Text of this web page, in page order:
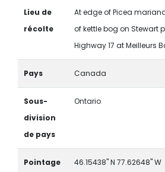
Lieu de
récolte
At edge of Picea
of kettle bog on Stewart
Highway 17 at Meilleurs
Pays Canada
Sous-
division
de pays
Ontario
Pointage
46.15438" N 77.62648" W